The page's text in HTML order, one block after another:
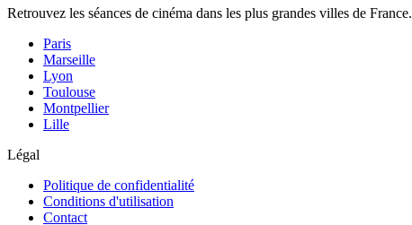
Retrouvez les séances de cinéma dans les plus grandes villes de France.
Paris
Marseille
Lyon
Toulouse
Montpellier
Lille
Légal
Politique de confidentialité
Conditions d'utilisation
Contact